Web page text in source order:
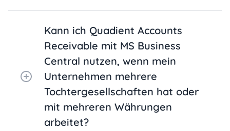
Kann ich Quadient Accounts
Receivable mit MS Business
Central nutzen, wenn mein
Unternehmen mehrere
Tochtergesellschaften hat oder
mit mehreren Währungen
arbeitet?